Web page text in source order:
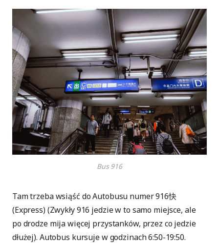
Bus 916
Tam trzeba wsiąść do Autobusu numer 916快
(Express) (Zwykły 916 jedzie w to samo miejsce, ale
po drodze mija więcej przystanków, przez co jedzie
dłużej). Autobus kursuje w godzinach 6:50-19:50.